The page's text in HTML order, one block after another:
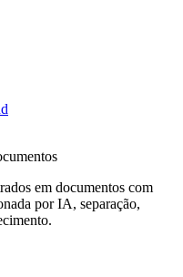
em documentos com
por IA, separação,